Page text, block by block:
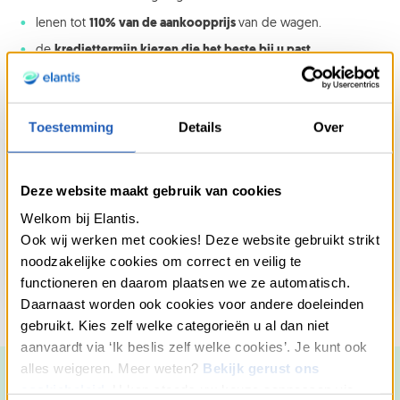
Toestemming Details Over
Deze website maakt gebruik van cookies
Welkom bij Elantis.
Ook wij werken met cookies! Deze website gebruikt strikt
noodzakelijke cookies om correct en veilig te
functioneren en daarom plaatsen we ze automatisch.
Daarnaast worden ook cookies voor andere doeleinden
gebruikt. Kies zelf welke categorieën u al dan niet
aanvaardt via ‘Ik beslis zelf welke cookies’. Je kunt ook
alles weigeren. Meer weten? Bekijk gerust ons
lenen tot 110% van de aankoopprijs van de wagen.
dekrediettermijn kiezen die het beste bij u past.
Bij Elantis beschouwen we een wagen jonger dan 3
jaar als een nieuwe wagen. U geniet dus van
beste tarieven voor uw autolening.